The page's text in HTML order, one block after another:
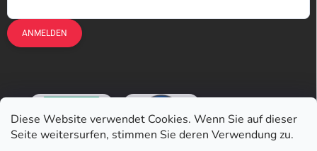
Diese Website verwendet Cookies. Wenn Sie auf dieser
Seite weitersurfen, stimmen Sie deren Verwendung zu.
ANMELDEN